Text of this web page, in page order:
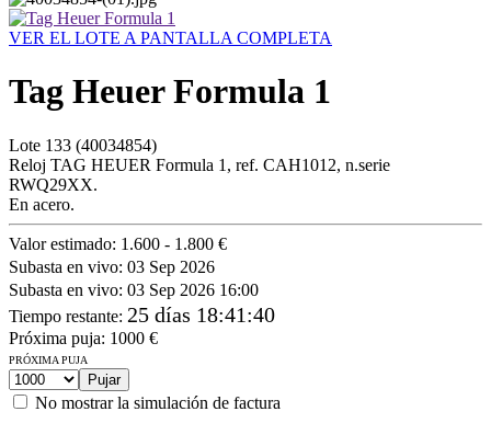
VER EL LOTE A PANTALLA COMPLETA
Tag Heuer Formula 1
Lote 133 (40034854)
Reloj TAG HEUER Formula 1, ref. CAH1012, n.serie
RWQ29XX.
En acero.
Valor estimado: 1.600 - 1.800 €
Subasta en vivo: 03 Sep 2026
Subasta en vivo: 03 Sep 2026 16:00
Tiempo restante: 25 días 18:41:40
Próxima puja: 1000 €
PRÓXIMA PUJA
No mostrar la simulación de factura